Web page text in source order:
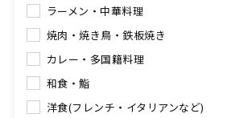
ラーメン・中華料理
焼肉・焼き鳥・鉄板焼き
カレー・多国籍料理
和食・鮨
洋食(フレンチ・イタリアンなど)